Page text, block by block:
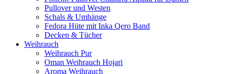
Pullover und Westen
Schals & Umhänge
Fedora Hüte mit Inka Qero Band
Decken & Tücher
Weihrauch
Weihrauch Pur
Oman Weihrauch Hojari
Aroma Weihrauch